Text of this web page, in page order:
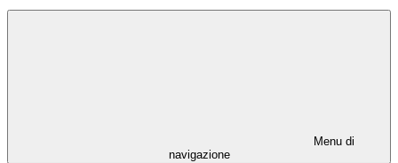
Menu di
navigazione